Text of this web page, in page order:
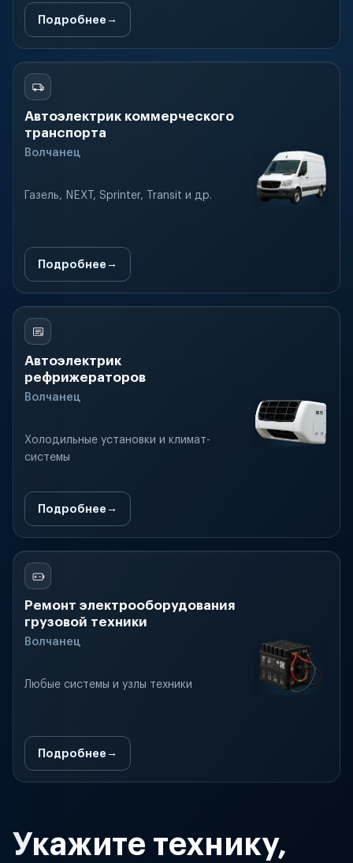
Подробнее
Автоэлектрик коммерческого
транспорта
Волчанец
Газель, NEXT, Sprinter, Transit и др.
Подробнее
Автоэлектрик
рефрижераторов
Волчанец
Холодильные установки и климат-
системы
Подробнее
Ремонт электрооборудования
грузовой техники
Волчанец
Любые системы и узлы техники
Подробнее
Укажите технику,